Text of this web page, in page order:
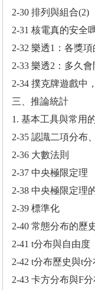
2-30 排列與組合(2)
2-31 核電真的安全
2-32 樂透1：各獎
2-33 樂透2：多久
2-34 撲克牌遊戲中
三、推論統計
1. 基本工具與常用
2-35 認識二項分布
2-36 大數法則
2-37 中央極限定理
2-38 中央極限定理
2-39 標準化
2-40 常態分布的歷
2-41 t分布與自由度
2-42 t分布歷史與t
2-43 卡方分布與F